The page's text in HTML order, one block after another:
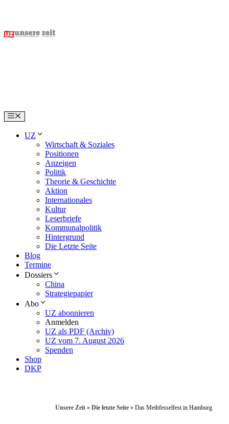
content
Menu
UZ
Wirtschaft & Soziales
Positionen
Anzeigen
Politik
Theorie & Geschichte
Aktion
Internationales
Kultur
Leserbriefe
Kommunalpolitik
Hintergrund
Die Letzte Seite
Blog
Termine
Dossiers
China
Strategiepapier
Abo
UZ abonnieren
Anmelden
UZ als PDF (Archiv)
UZ vom 7. August 2026
Spenden
Shop
DKP
Unsere Zeit » Die letzte Seite » Das Methfesselfest in Hamburg